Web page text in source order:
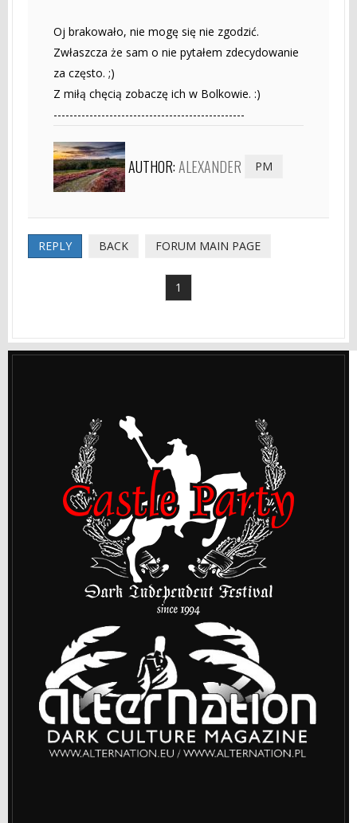
Oj brakowało, nie mogę się nie zgodzić.
Zwłaszcza że sam o nie pytałem zdecydowanie
za często. ;)
Z miłą chęcią zobaczę ich w Bolkowie. :)
------------------------------------------------
AUTHOR:ALEXANDER PM
REPLY BACK FORUM MAIN PAGE
1